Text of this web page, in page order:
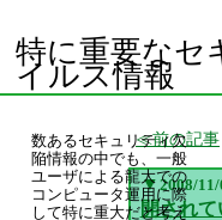
特に重要なセ
イルス情報
前の記事
▼ 2008/
開されて
数あるセキュリティ欠
陥情報の中でも、一般
ユーザによる龍大での
コンピュータ運用に際
して特に重大だと考え